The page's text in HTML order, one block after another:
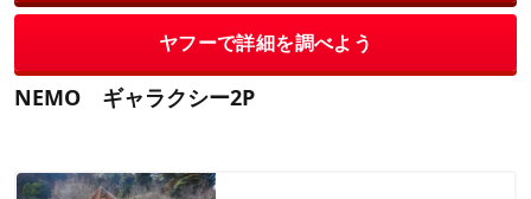
ヤフーで詳細を調べよう
NEMO ギャラクシー2P